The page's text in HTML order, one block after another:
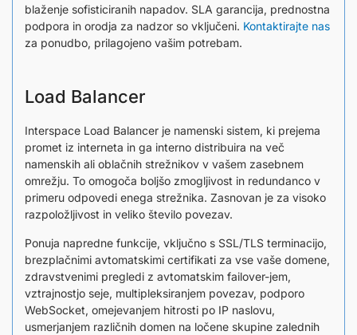
blaženje sofisticiranih napadov. SLA garancija, prednostna
podpora in orodja za nadzor so vključeni. Kontaktirajte nas
za ponudbo, prilagojeno vašim potrebam.
Load Balancer
Interspace Load Balancer je namenski sistem, ki prejema
promet iz interneta in ga interno distribuira na več
namenskih ali oblačnih strežnikov v vašem zasebnem
omrežju. To omogoča boljšo zmogljivost in redundanco v
primeru odpovedi enega strežnika. Zasnovan je za visoko
razpoložljivost in veliko število povezav.
Ponuja napredne funkcije, vključno s SSL/TLS terminacijo,
brezplačnimi avtomatskimi certifikati za vse vaše domene,
zdravstvenimi pregledi z avtomatskim failover-jem,
vztrajnostjo seje, multipleksiranjem povezav, podporo
WebSocket, omejevanjem hitrosti po IP naslovu,
usmerjanjem različnih domen na ločene skupine zalednih